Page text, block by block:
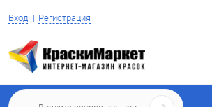
Вход Регистрация